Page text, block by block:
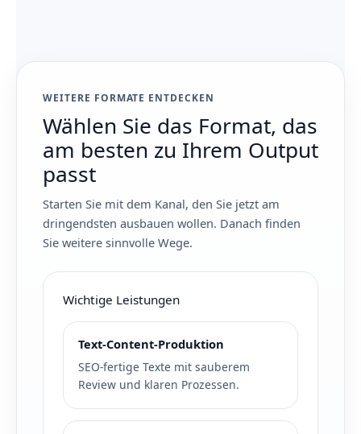
WEITERE FORMATE ENTDECKEN
Wählen Sie das Format, das
am besten zu Ihrem Output
passt
Starten Sie mit dem Kanal, den Sie jetzt am
dringendsten ausbauen wollen. Danach finden
Sie weitere sinnvolle Wege.
Wichtige Leistungen
Text-Content-Produktion
SEO-fertige Texte mit sauberem
Review und klaren Prozessen.